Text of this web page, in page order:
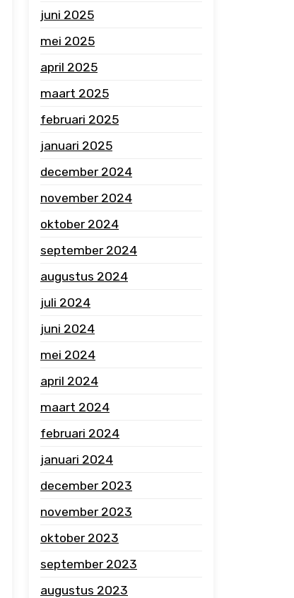
juni 2025
mei 2025
april 2025
maart 2025
februari 2025
januari 2025
december 2024
november 2024
oktober 2024
september 2024
augustus 2024
juli 2024
juni 2024
mei 2024
april 2024
maart 2024
februari 2024
januari 2024
december 2023
november 2023
oktober 2023
september 2023
augustus 2023